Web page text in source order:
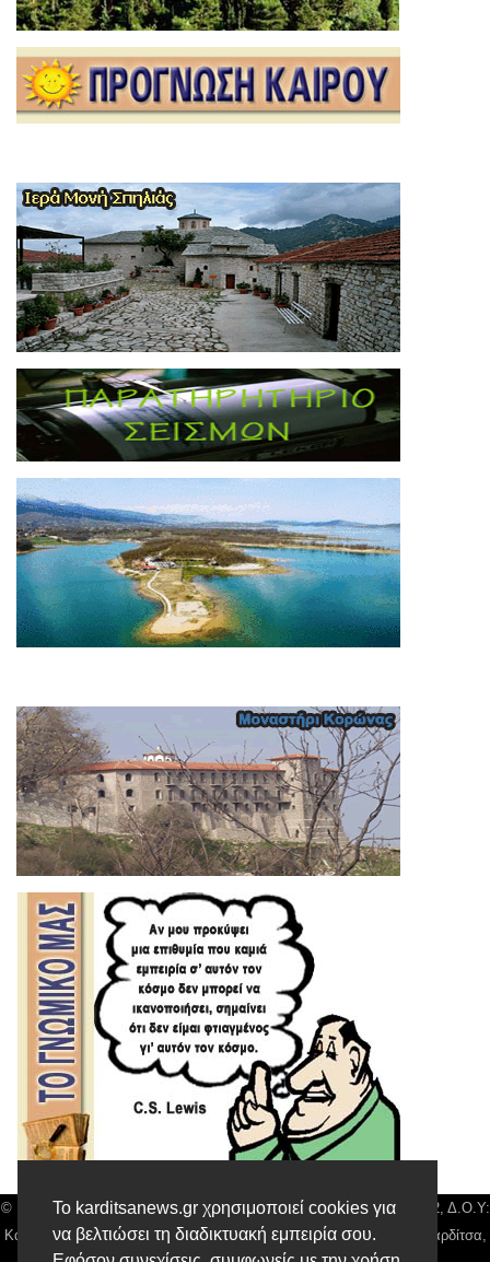
Το karditsanews.gr χρησιμοποιεί cookies για
να βελτιώσει τη διαδικτυακή εμπειρία σου.
© Karditsa News | Διακριτικός Τίτλος: Orion Media, ΑΦΜ: 043750542, Δ.Ο.Υ:
Καρδίτσας, Αρ. Γεμή: 018804431000, Δ/νση: Διάκου 10 τ.κ 43132 Καρδίτσα,